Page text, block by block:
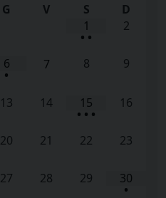
G V S
D
1
• •
2
6
•
7 8 9
13 14 15
• • •
16
20 21 22 23
27 28 29 30
•